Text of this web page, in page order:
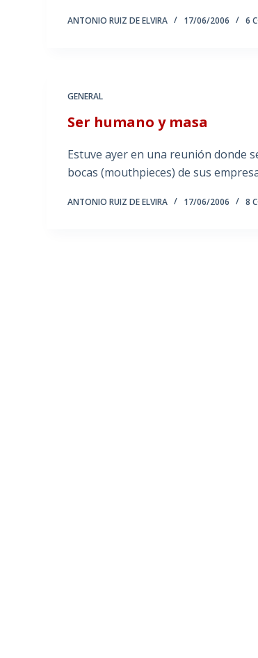
ANTONIO RUIZ DE ELVIRA 17/06/2006 6
GENERAL
Ser humano y masa
Estuve ayer en una reunión donde
bocas (mouthpieces) de sus
ANTONIO RUIZ DE ELVIRA 17/06/2006 8